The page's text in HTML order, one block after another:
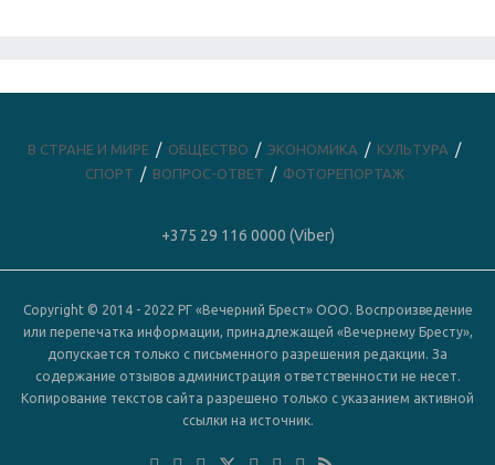
В СТРАНЕ И МИРЕ ОБЩЕСТВО ЭКОНОМИКА
КУЛЬТУРА
СПОРТ
ВОПРОС-ОТВЕТ ФОТОРЕПОРТАЖ
+375 29 116 0000 (Viber)
Copyright © 2014 - 2022 РГ «Вечерний Брест» ООО. Воспроизведение
или перепечатка информации, принадлежащей «Вечернему Бресту»,
допускается только с письменного разрешения редакции. За
содержание отзывов администрация ответственности не несет.
Копирование текстов сайта разрешено только с указанием активной
ссылки на источник.